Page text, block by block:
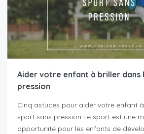
Aider votre enfant à briller dans
pression
Cinq astuces pour aider votre enfant
sport sans pression Le sport est une
opportunité pour les enfants de